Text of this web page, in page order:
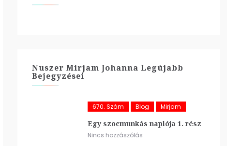
Nuszer Mirjam Johanna Legújabb
Bejegyzései
670. Szám Blog Mirjam
Egy szocmunkás naplója 1. rész
Nincs hozzászólás